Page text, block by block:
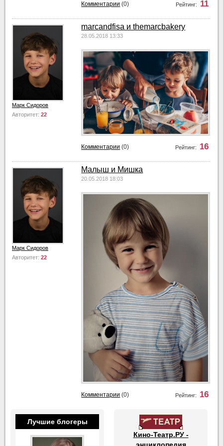
Комментарии (0) Рейтинг: 11
Марк Сидоров
Авторитет: 22
marcandfisa и themarcbakery
28.05.2018 13:33
Комментарии (0) Рейтинг: 16
Марк Сидоров
Авторитет: 22
Малыш и Мишка
20.05.2018 18:03
Комментарии (0) Рейтинг: 16
Лучшие блогеры
Кино-Театр.РУ -
энциклопедия